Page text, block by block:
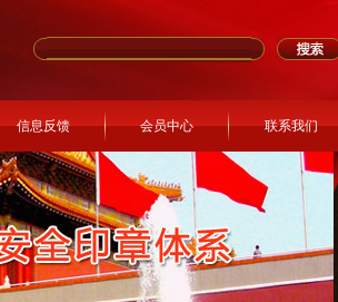
信息反馈 会员中心 联系我们